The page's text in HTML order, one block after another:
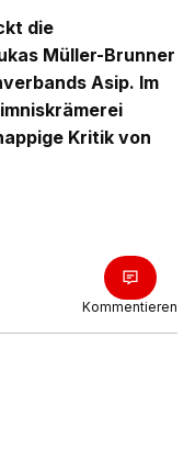
die
Müller-Brunner
Asip. Im
Kritik von
Kommentieren